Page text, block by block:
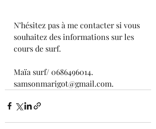
N’hésitez pas à me contacter si vous
souhaitez des informations sur les
cours de surf.
Maïa surf/ 0686496014.
samsonmarigot@gmail.com.